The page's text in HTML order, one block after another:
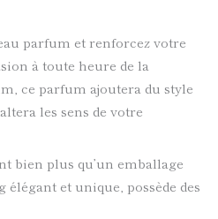
parfum et renforcez votre
à toute heure de la
ce parfum ajoutera du style
les sens de votre
bien plus qu’un emballage
et unique, possède des